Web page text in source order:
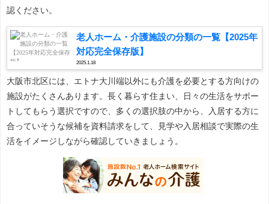
認ください。
老人ホーム・介護施設の分類の一覧【2025年
対応完全保存版】
2025.1.18
大阪市北区には、エトナ大川端以外にも介護を必要とする方向けの
施設がたくさんあります。長く暮らす住まい、日々の生活をサポー
トしてもらう選択ですので、多くの選択肢の中から、入居する方に
合っていそうな候補を資料請求をして、見学や入居相談で実際の生
活をイメージしながら確認していきましょう。